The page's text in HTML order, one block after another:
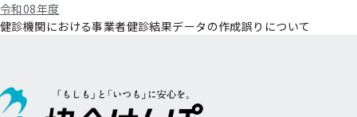
令和08年度
健診機関における事業者健診結果データの作成誤りについて